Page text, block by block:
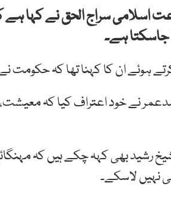
اسلامی سراج الحق نے کہا
جاسکتا ہے۔
ہوئے ان کا کہنا تھا کہ حکومت
نے خود اعتراف کیا کہ
شیخ رشید بھی کہہ چکے ہیں کہ
نہیں لاسکے۔